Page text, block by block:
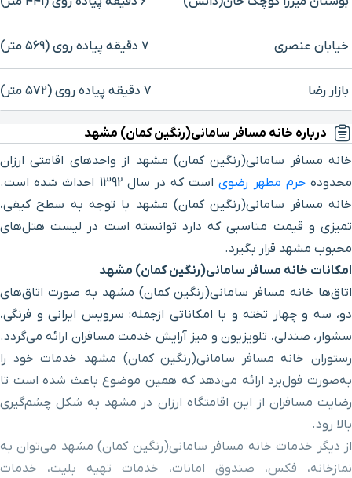
خیابان عنصری ۷ دقیقه پیاده ‌روی (۵۶۹ متر)
بازار رضا ۷ دقیقه پیاده ‌روی (۵۷۲ متر)
باغ خونی ۱۰ دقیقه پیاده ‌روی (۷۷۹ متر)
مرکز خرید آسمان ۱۱ دقیقه پیاده ‌روی (۹۰۲ متر)
برج تجاری آکسون ۱۲ دقیقه پیاده ‌روی (۹۲۲ متر)
مرکز خرید اطلسیه ۱۲ دقیقه پیاده ‌روی (۹۲۷ متر)
خیابان هفده شهریور ۲ دقیقه با خودرو (۱ کیلومتر و ۱۴۶ متر)
بلوار 17 شهریور ۲ دقیقه با خودرو (۱ کیلومتر و ۱۵۰ متر)
خیابان دانش غربی ۳ دقیقه با خودرو (۱ کیلومتر و ۱۹۹ متر)
حرم ورودی باب الجواد ۳ دقیقه با خودرو (۱ کیلومتر و ۲۰۹ متر)
برای بزرگنمایی روی نقشه کلیک کنید
درباره خانه مسافر سامانی(رنگین کمان) مشهد
خانه مسافر سامانی(رنگین کمان) مشهد از واحدهای اقامتی ارزان
محدودهحرم مطهر رضوی
است که در سال 1392 احداث‌ شده است.
خانه مسافر سامانی(رنگین کمان) مشهد با توجه به سطح کیفی،
تمیزی و قیمت مناسبی که دارد توانسته است در لیست هتل‌های
محبوب مشهد قرار بگیرد.
امکانات خانه مسافر سامانی(رنگین کمان) مشهد
اتاق‌ها خانه مسافر سامانی(رنگین کمان) مشهد به ‌صورت اتاق‌های
دو، سه و چهار تخته و با امکاناتی ازجمله: سرویس ایرانی و فرنگی،
سشوار، صندلی، تلویزیون و میز آرایش خدمت مسافران ارائه می‌گردد.
رستوران خانه مسافر سامانی(رنگین کمان) مشهد خدمات خود را
به‌صورت فول‌برد ارائه می‌دهد که همین موضوع باعث شده است تا
رضایت مسافران از این اقامتگاه ارزان در مشهد به شکل چشم‌گیری
بالا رود.
از دیگر خدمات خانه مسافر سامانی(رنگین کمان) مشهد می‌توان به
نمازخانه، فکس، صندوق امانات، خدمات تهیه بلیت، خدمات